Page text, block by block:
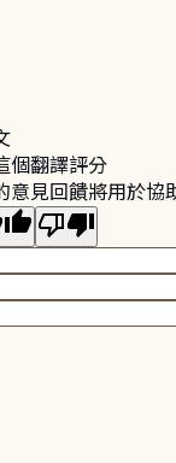
個翻譯評分
意見回饋將用於